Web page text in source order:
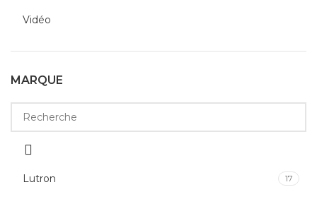
Vidéo
MARQUE
Lutron 17